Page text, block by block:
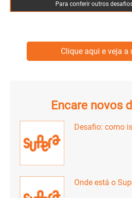
Para conferir outros
Clique aqui e veja a
Encare novos
Desafio: como
Onde está o